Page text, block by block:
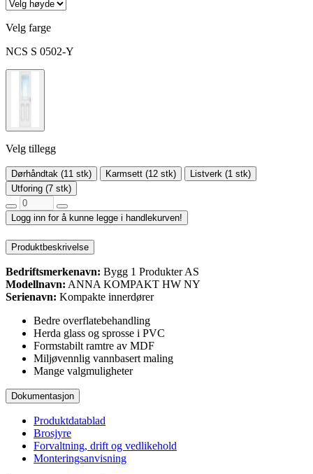
Velg farge
NCS S 0502-Y
Velg tillegg
Dørhåndtak (11 stk) Karmsett (12 stk)
Listverk (1 stk)
Utforing (7 stk)
Logg inn for å kunne legge i handlekurven!
Produktbeskrivelse
Bedriftsmerkenavn: Bygg 1 Produkter AS
Modellnavn: ANNA KOMPAKT HW NY
Serienavn: Kompakte innerdører
Bedre overflatebehandling
Herda glass og sprosse i PVC
Formstabilt ramtre av MDF
Miljøvennlig vannbasert maling
Mange valgmuligheter
Dokumentasjon
Produktdatablad
Brosjyre
Forvaltning, drift og vedlikehold
Monteringsanvisning